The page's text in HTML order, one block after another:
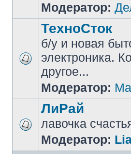
Модератор:
ТехноСток
б/у и новая
электроника.
другое...
Модератор:
ЛиРай
лавочка
Модератор: